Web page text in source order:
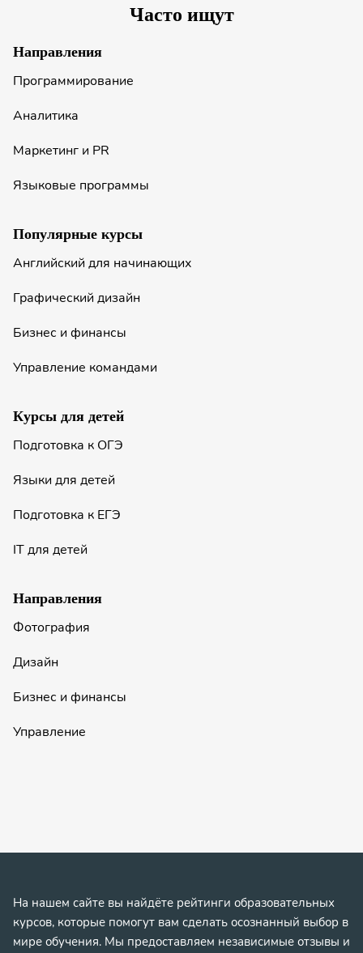
Часто ищут
Направления
Программирование
Аналитика
Маркетинг и PR
Языковые программы
Популярные курсы
Английский для начинающих
Графический дизайн
Бизнес и финансы
Управление командами
Курсы для детей
Подготовка к ОГЭ
Языки для детей
Подготовка к ЕГЭ
IT для детей
Направления
Фотография
Дизайн
Бизнес и финансы
Управление
На нашем сайте вы найдёте рейтинги образовательных
курсов, которые помогут вам сделать осознанный выбор в
мире обучения. Мы предоставляем независимые отзывы и